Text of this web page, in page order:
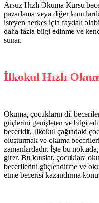
Arsuz Hızlı Okuma Kursu
pazarlama veya diğer
isteyen herkes için faydalı
daha fazla bilgi edinme ve
sunar.
İlkokul Hızlı
Okuma, çocukların dil
güçlerini genişleten ve bilgi
beceridir. İlkokul çağındaki
oluşturmak ve okuma
zamanlardadır. İşte bu
girer. Bu kurslar, çocuklara
becerilerini güçlendirme ve
etme becerisi kazandırma